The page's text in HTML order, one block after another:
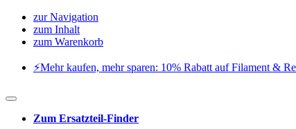
zur Navigation
zum Inhalt
zum Warenkorb
⚡️Mehr kaufen, mehr sparen: 10% Rabatt auf Filament &
Zum Ersatzteil-Finder